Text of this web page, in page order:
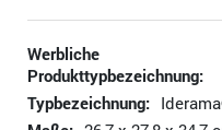
Werbliche
Produkttypbezeichnung:
Typbezeichnung: